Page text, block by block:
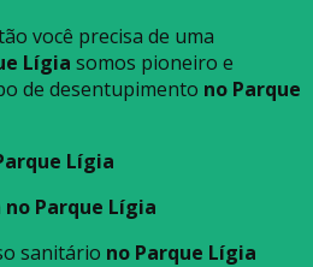
você precisa de uma
Lígia somos pioneiro e
de desentupimento no Parque
Lígia
no Parque Lígia
sanitário no Parque Lígia